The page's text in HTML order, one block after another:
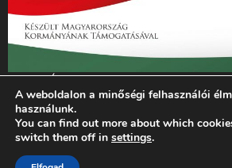
„Az Új Ember katolikus hetilap
támogatását az EGYH-KCP-14-P-
szerződés keretében 3 000 000 Ft
Emberi Erőforrások
A weboldalon a minőségi felhasználói
használunk.
You can find out more about which
switch them off in settings.